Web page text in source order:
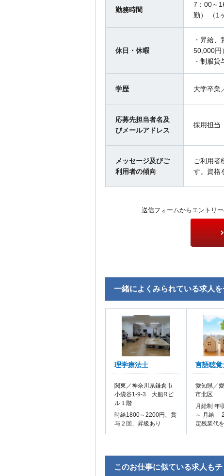
勤務時間
7：00～
勤） （1
休日・休暇
・昇給
50,000円
・制服
学歴 大学卒業
応募先担当者名及
びメールアドレス
採用担当
メッセージ及びご
利用者の傾向
ご利用者
す。資格
送信フォームからエントリ
一緒によくみられている求人を
理学療法士
関東／神奈川県鎌倉市
小袋谷1-9-3 大船Rビ
ル１階
時給1800～2200円、賞
与２回、昇級あり
言語聴覚
愛知県／
市北区
月給制
～ 月給
定残業代
このお仕事に似ている求人もチ